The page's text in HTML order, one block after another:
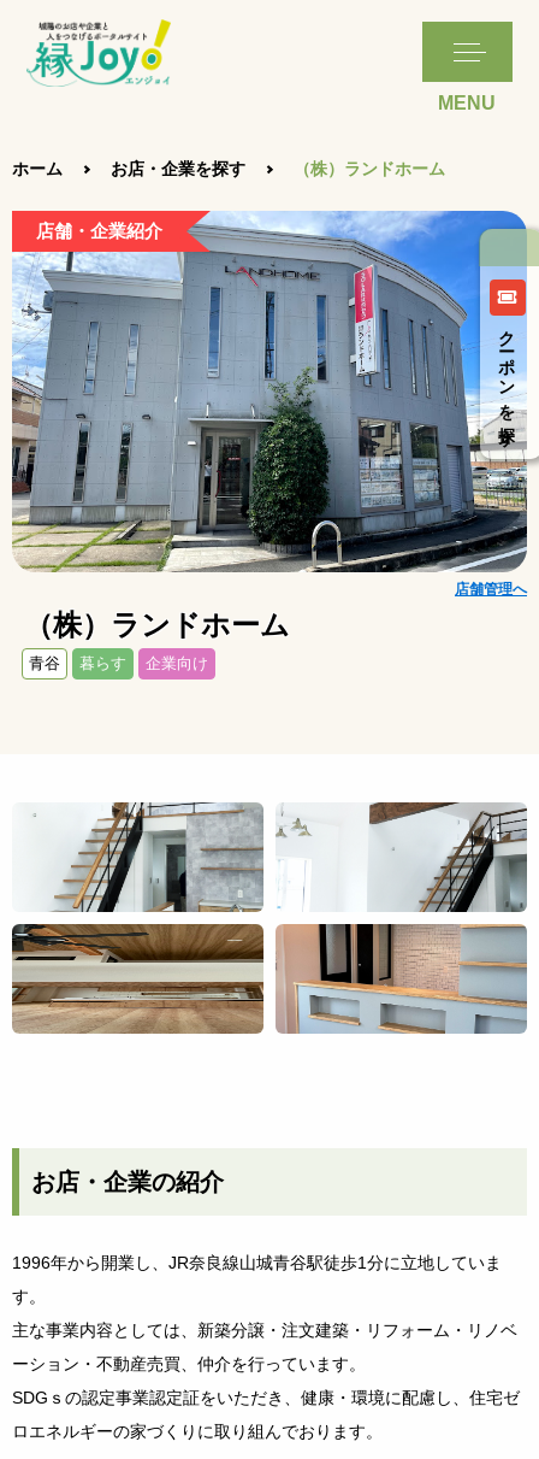
クーポンを探す
ホーム お店・企業を探す （株）ランドホーム
店舗・企業紹介
店舗管理へ
（株）ランドホーム
青谷 暮らす 企業向け
お店・企業の紹介
1996年から開業し、JR奈良線山城青谷駅徒歩1分に立地していま
す。
主な事業内容としては、新築分譲・注文建築・リフォーム・リノベ
ーション・不動産売買、仲介を行っています。
SDGｓの認定事業認定証をいただき、健康・環境に配慮し、住宅ゼ
ロエネルギーの家づくりに取り組んでおります。